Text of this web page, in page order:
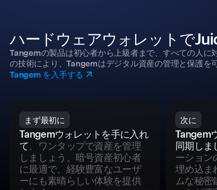
ハードウェアウォレットで
Tangemの製品は初心者から上級者まで、すべての人に
の技術により、Tangemはデジタル資産の管理と保護を
Tangem を入手する
まず最初に
Tangemウォレットを手に入れ
て、ワンタップで資産を管理
しましょう。暗号資産初心者
に最適で、経験豊富なユーザ
ーにも素晴らしい体験を提供
次に
Tangem
同期しま
ーション
埋め込ま
ムな秘密